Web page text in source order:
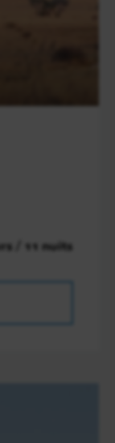
/ 11 nuits